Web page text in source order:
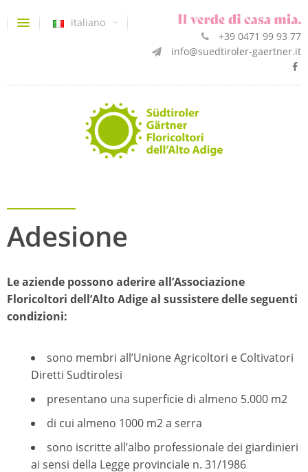
italiano
+39 0471 99 93 77
info@suedtiroler-gaertner.it
Adesione
Le aziende possono aderire all’Associazione
Floricoltori dell’Alto Adige al sussistere delle seguenti
condizioni:
sono membri all’Unione Agricoltori e Coltivatori
Diretti Sudtirolesi
presentano una superficie di almeno 5.000 m2
di cui almeno 1000 m2 a serra
sono iscritte all’albo professionale dei giardinieri
ai sensi della Legge provinciale n. 31/1986